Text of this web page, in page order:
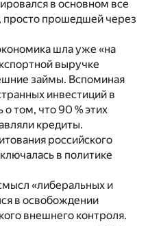
в основном все
просто прошедшей через
шла уже «на
выручке
займы. Вспоминая
инвестиций в
о том, что 90 % этих
кредиты.
российского
в политике
«либеральных и
в освобождении
внешнего контроля.